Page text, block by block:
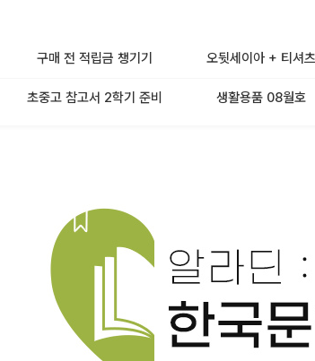
구매 전 적립금 챙기기 오뒷세이아 + 티셔츠
초중고 참고서 2학기 준비 생활용품 08월호